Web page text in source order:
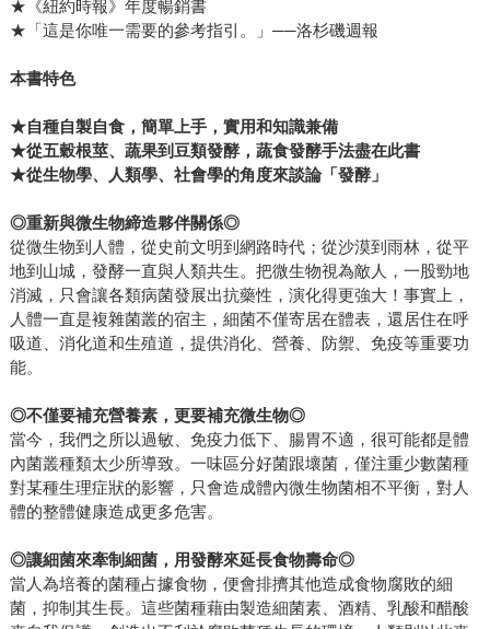
★《紐約時報》年度暢銷書
★「這是你唯一需要的參考指引。」──洛杉磯週報
本書特色
★自種自製自食，簡單上手，實用和知識兼備
★從五穀根莖、蔬果到豆類發酵，蔬食發酵手法盡在此書
★從生物學、人類學、社會學的角度來談論「發酵」
◎重新與微生物締造夥伴關係◎
從微生物到人體，從史前文明到網路時代；從沙漠到雨林，從平
地到山城，發酵一直與人類共生。把微生物視為敵人，一股勁地
消滅，只會讓各類病菌發展出抗藥性，演化得更強大！事實上，
人體一直是複雜菌叢的宿主，細菌不僅寄居在體表，還居住在呼
吸道、消化道和生殖道，提供消化、營養、防禦、免疫等重要功
能。
◎不僅要補充營養素，更要補充微生物◎
當今，我們之所以過敏、免疫力低下、腸胃不適，很可能都是體
內菌叢種類太少所導致。一味區分好菌跟壞菌，僅注重少數菌種
對某種生理症狀的影響，只會造成體內微生物菌相不平衡，對人
體的整體健康造成更多危害。
◎讓細菌來牽制細菌，用發酵來延長食物壽命◎
當人為培養的菌種占據食物，便會排擠其他造成食物腐敗的細
菌，抑制其生長。這些菌種藉由製造細菌素、酒精、乳酸和醋酸